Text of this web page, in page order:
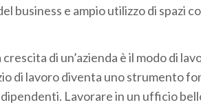
business e ampio utilizzo di spazi
di un’azienda è il modo di
di lavoro diventa uno strumento
Lavorare in un ufficio